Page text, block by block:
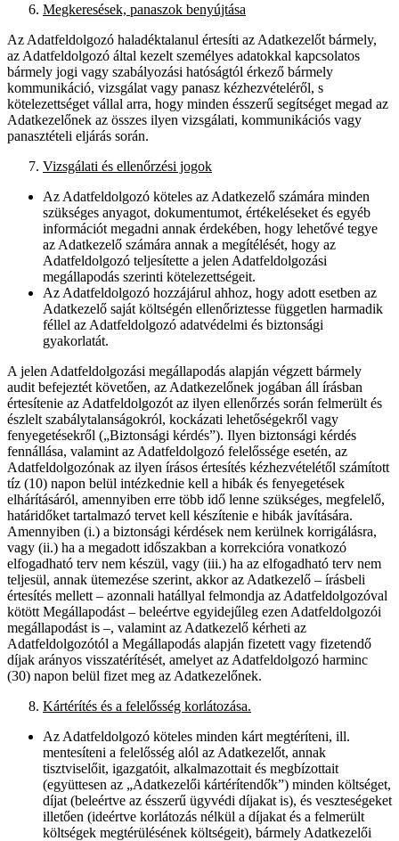
Megkeresések, panaszok benyújtása
Az Adatfeldolgozó haladéktalanul értesíti az Adatkezelőt bármely,
az Adatfeldolgozó által kezelt személyes adatokkal kapcsolatos
bármely jogi vagy szabályozási hatóságtól érkező bármely
kommunikáció, vizsgálat vagy panasz kézhezvételéről, s
kötelezettséget vállal arra, hogy minden ésszerű segítséget megad az
Adatkezelőnek az összes ilyen vizsgálati, kommunikációs vagy
panasztételi eljárás során.
Vizsgálati és ellenőrzési jogok
Az Adatfeldolgozó köteles az Adatkezelő számára minden
szükséges anyagot, dokumentumot, értékeléseket és egyéb
információt megadni annak érdekében, hogy lehetővé tegye
az Adatkezelő számára annak a megítélését, hogy az
Adatfeldolgozó teljesítette a jelen Adatfeldolgozási
megállapodás szerinti kötelezettségeit.
Az Adatfeldolgozó hozzájárul ahhoz, hogy adott esetben az
Adatkezelő saját költségén ellenőriztesse független harmadik
féllel az Adatfeldolgozó adatvédelmi és biztonsági
gyakorlatát.
A jelen Adatfeldolgozási megállapodás alapján végzett bármely
audit befejeztét követően, az Adatkezelőnek jogában áll írásban
értesítenie az Adatfeldolgozót az ilyen ellenőrzés során felmerült és
észlelt szabálytalanságokról, kockázati lehetőségekről vagy
fenyegetésekről („Biztonsági kérdés”). Ilyen biztonsági kérdés
fennállása, valamint az Adatfeldolgozó felelőssége esetén, az
Adatfeldolgozónak az ilyen írásos értesítés kézhezvételétől számított
tíz (10) napon belül intézkednie kell a hibák és fenyegetések
elhárításáról, amennyiben erre több idő lenne szükséges, megfelelő,
határidőket tartalmazó tervet kell készítenie e hibák javítására.
Amennyiben (i.) a biztonsági kérdések nem kerülnek korrigálásra,
vagy (ii.) ha a megadott időszakban a korrekcióra vonatkozó
elfogadható terv nem készül, vagy (iii.) ha az elfogadható terv nem
teljesül, annak ütemezése szerint, akkor az Adatkezelő – írásbeli
értesítés mellett – azonnali hatállyal felmondja az Adatfeldolgozóval
kötött Megállapodást – beleértve egyidejűleg ezen Adatfeldolgozói
megállapodást is –, valamint az Adatkezelő kérheti az
Adatfeldolgozótól a Megállapodás alapján fizetett vagy fizetendő
díjak arányos visszatérítését, amelyet az Adatfeldolgozó harminc
(30) napon belül fizet meg az Adatkezelőnek.
Kártérítés és a felelősség korlátozása.
Az Adatfeldolgozó köteles minden kárt megtéríteni, ill.
mentesíteni a felelősség alól az Adatkezelőt, annak
tisztviselőit, igazgatóit, alkalmazottait és megbízottait
(együttesen az „Adatkezelői kártérítendők”) minden költséget,
díjat (beleértve az ésszerű ügyvédi díjakat is), és veszteségeket
illetően (ideértve korlátozás nélkül a díjakat és a felmerült
költségek megtérülésének költségeit), bármely Adatkezelői